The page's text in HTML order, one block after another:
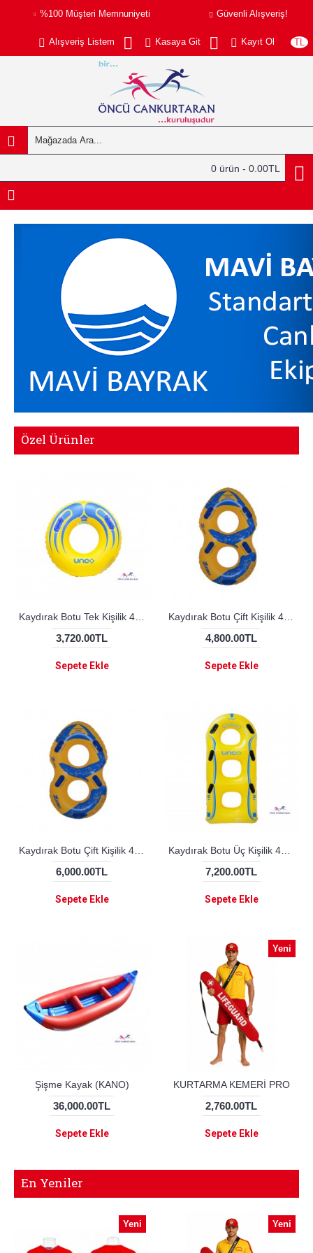
%100 Müşteri Memnuniyeti Güvenli Alışveriş!
TL
Alışveriş Listem Kasaya Git Kayıt Ol
0 ürün - 0.00TL
Özel Ürünler
3,720.00TL
Sepete Ekle
4,800.00TL
Sepete Ekle
Kaydırak Botu Çift Kişilik 48 inç (ZEBEC)
6,000.00TL
Sepete Ekle
Kaydırak Botu Üç Kişilik 42 inç
7,200.00TL
Sepete Ekle
Şişme Kayak (KANO)
36,000.00TL
Sepete Ekle
Yeni
KURTARMA KEMERİ PRO
2,760.00TL
Sepete Ekle
En Yeniler
Yeni Yeni